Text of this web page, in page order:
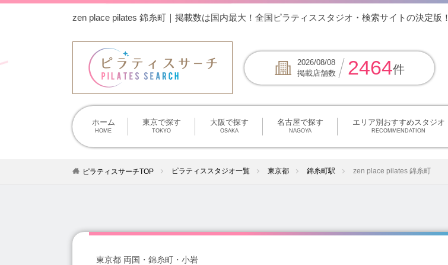
zen place pilates 錦糸町｜掲載数は国内最大！全国ピラティススタジオ・検索サイトの決定版！
2026/08/08
掲載店舗数
2464件
ホーム
HOME
東京で探す
TOKYO
大阪で探す
OSAKA
名古屋で探す
NAGOYA
エリア別おすすめスタジオ
RECOMMENDATION
ピラティスサーチTOP ピラティススタジオ一覧 東京都 錦糸町駅 zen place pilates 錦糸町
東京都 両国・錦糸町・小岩